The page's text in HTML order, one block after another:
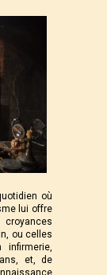
où
lui offre
ou celles
et, de